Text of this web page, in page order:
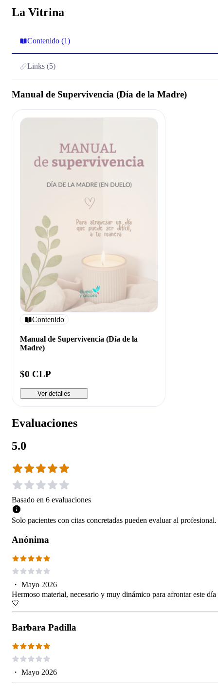
La Vitrina
Contenido (1)
Links (5)
Manual de Supervivencia (Día de la Madre)
Contenido
Manual de Supervivencia (Día de la
Madre)
$0 CLP
Ver detalles
Evaluaciones
5.0
Basado en 6 evaluaciones
Solo pacientes con citas concretadas pueden evaluar al profesional.
Anónima
・ Mayo 2026
Hermoso material, necesario y muy dinámico para afrontar este día
🤍
Barbara Padilla
・ Mayo 2026